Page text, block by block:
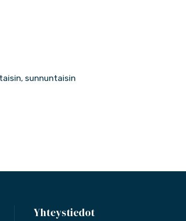
sunnuntaisin
Yhteystiedot